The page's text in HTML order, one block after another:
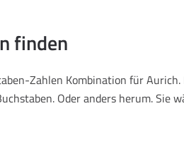
finden
Zahlen Kombination für
Oder anders herum. Sie